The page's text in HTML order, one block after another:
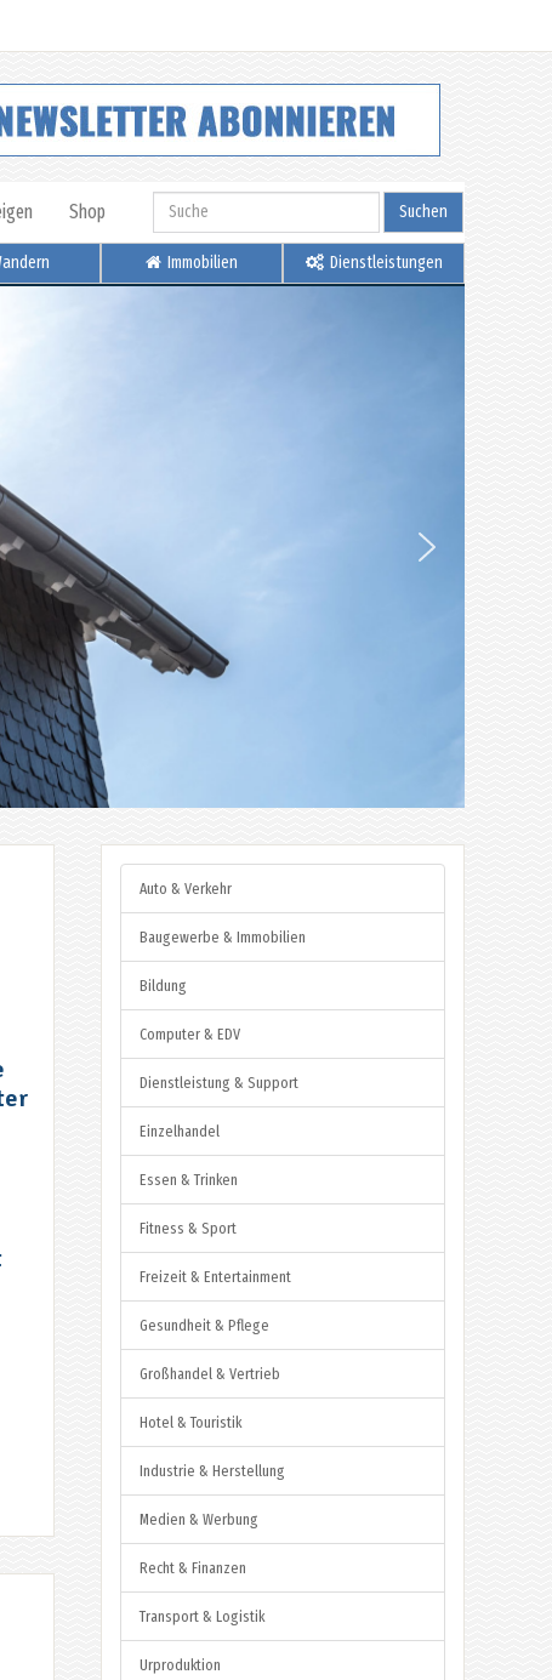
Shop Suchen
Immobilien Dienstleistungen
Auto & Verkehr
Baugewerbe & Immobilien
Bildung
Computer & EDV
Dienstleistung & Support
Einzelhandel
Essen & Trinken
Fitness & Sport
Freizeit & Entertainment
Gesundheit & Pflege
Großhandel & Vertrieb
Hotel & Touristik
Industrie & Herstellung
Medien & Werbung
Recht & Finanzen
Transport & Logistik
Urproduktion